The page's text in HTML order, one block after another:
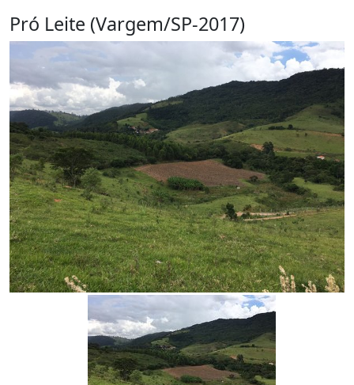
Pró Leite (Vargem/SP-2017)